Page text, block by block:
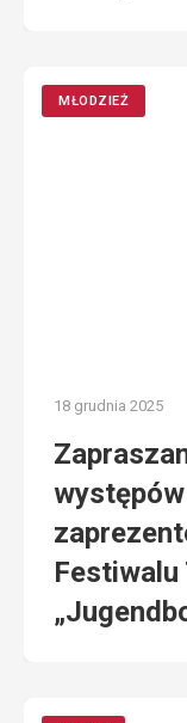
MŁODZIEŻ
18 grudnia 2025
Festiwalu